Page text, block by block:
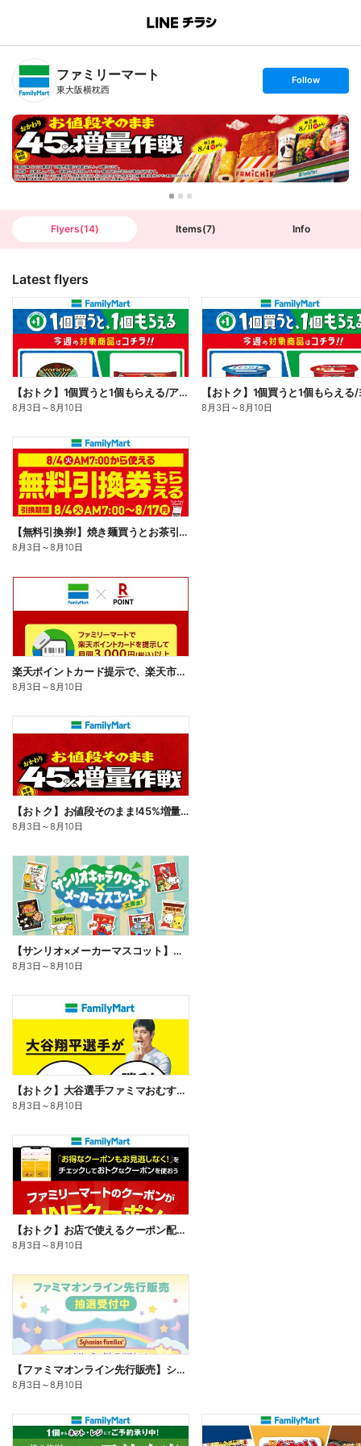
B
n
T
ファミリーマート
東大阪横枕西
s
t
o
l
l
o
w
Follow
Flyers(14) Items(7) Info
Latest flyers
【おトク】1個買うと1個もらえる/アイス
8月3日 ～8月10日 8月3日 ～8月10日
【無料引換券!】焼き麺買うとお茶引換券貰える!
8月3日 ～8月10日
楽天ポイントカード提示で、楽天市場でのお買い物がおトクに!
8月3日 ～8月10日
【おトク】お値段そのまま!45%増量作戦!
8月3日 ～8月10日
【サンリオ×メーカーマスコット】オリジナルグッズ貰える!
8月3日 ～8月10日
【おトク】大谷選手ファミマおむすび割
8月3日 ～8月10日
【おトク】お店で使えるクーポン配信中
8月3日 ～8月10日
【ファミマオンライン先行販売】シルバニアファミリー
8月3日 ～8月10日